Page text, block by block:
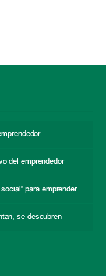
del emprendedor
para emprender
se descubren